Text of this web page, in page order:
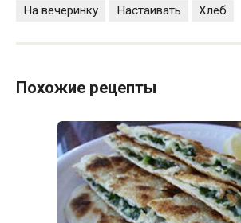
На вечеринку
Настаивать Хлеб
Похожие рецепты